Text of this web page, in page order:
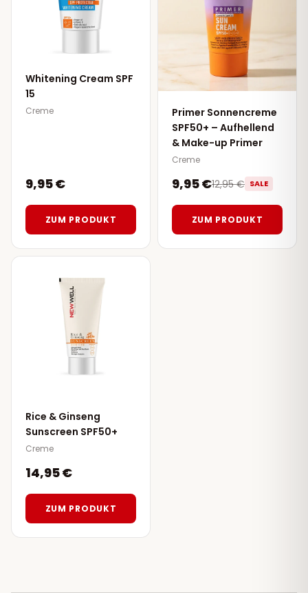
Whitening Cream SPF
15
Creme
9,95 €
ZUM PRODUKT
Primer Sonnencreme
SPF50+ – Aufhellend
& Make-up Primer
Creme
9,95 €12,95 € SALE
ZUM PRODUKT
Rice & Ginseng
Sunscreen SPF50+
Creme
14,95 €
ZUM PRODUKT